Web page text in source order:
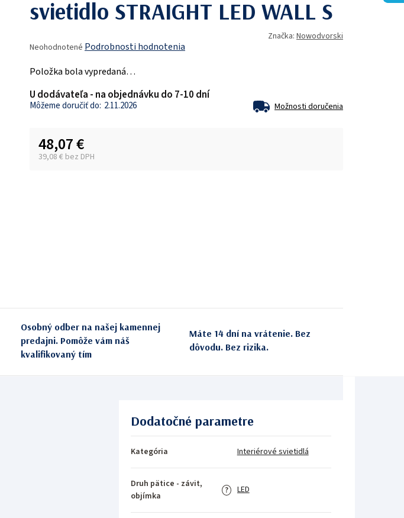
svietidlo STRAIGHT LED WALL S
hodnotenie
je
0,0
z
Neohodnotené Podrobnosti hodnotenia
Značka: Nowodvorski
Položka bola vypredaná…
U dodávateľa - na objednávku do 7-10 dní
2.11.2026 Možnosti doručenia
48,07 €
39,08 € bez DPH
Osobný odber na našej kamennej
predajni. Pomôže vám náš
kvalifikovaný tím
Máte 14 dní na vrátenie. Bez
dôvodu. Bez rizika.
Dodatočné parametre
Kategória Interiérové svietidlá
?
Druh pätice - závit,
objímka
LED